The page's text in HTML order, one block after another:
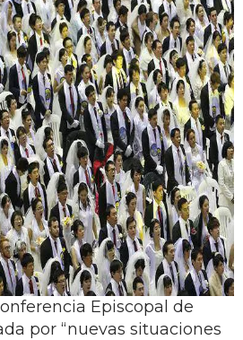
Episcopal de
por “nuevas situaciones